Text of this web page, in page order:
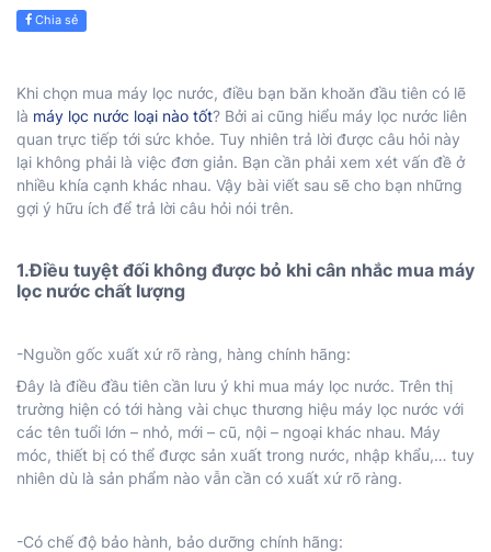
Chia sẻ
Khi chọn mua máy lọc nước, điều bạn băn khoăn đầu tiên có lẽ
là máy lọc nước loại nào tốt? Bởi ai cũng hiểu máy lọc nước liên
quan trực tiếp tới sức khỏe. Tuy nhiên trả lời được câu hỏi này
lại không phải là việc đơn giản. Bạn cần phải xem xét vấn đề ở
nhiều khía cạnh khác nhau. Vậy bài viết sau sẽ cho bạn những
gợi ý hữu ích để trả lời câu hỏi nói trên.
1.Điều tuyệt đối không được bỏ khi cân nhắc mua máy
lọc nước chất lượng
-Nguồn gốc xuất xứ rõ ràng, hàng chính hãng:
Đây là điều đầu tiên cần lưu ý khi mua máy lọc nước. Trên thị
trường hiện có tới hàng vài chục thương hiệu máy lọc nước với
các tên tuổi lớn – nhỏ, mới – cũ, nội – ngoại khác nhau. Máy
móc, thiết bị có thể được sản xuất trong nước, nhập khẩu,… tuy
nhiên dù là sản phẩm nào vẫn cần có xuất xứ rõ ràng.
-Có chế độ bảo hành, bảo dưỡng chính hãng: